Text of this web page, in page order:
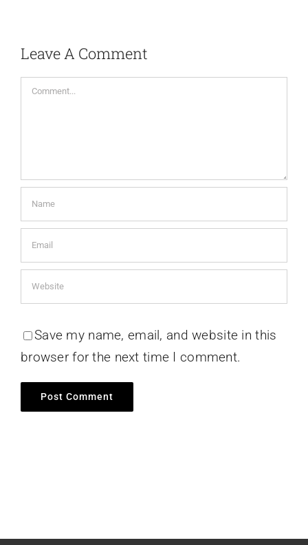
Leave A Comment
Comment
Save my name, email, and website in this
browser for the next time I comment.